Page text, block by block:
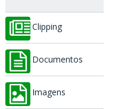
Clipping
Documentos
Imagens